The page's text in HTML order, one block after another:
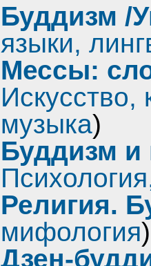
Буддизм /
языки,
Мессы:
Искусство,
музыка)
Буддизм и
Религия.
мифология)
Дзен-